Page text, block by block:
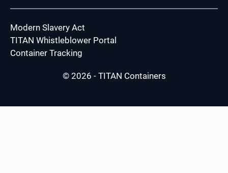
Modern Slavery Act
TITAN Whistleblower Portal
Container Tracking
© 2026 - TITAN Containers